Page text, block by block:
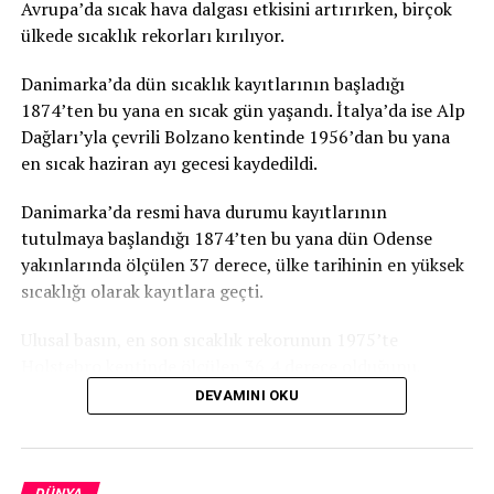
KAÇIRMAYIN
Peru’da otobüs uçuruma yuvarlandı: 27 ölü, 16 yaralı
Avrupa’da sıcak hava dalgası etkisini artırırken, birçok
ülkede sıcaklık rekorları kırılıyor.
Danimarka’da dün sıcaklık kayıtlarının başladığı
1874’ten bu yana en sıcak gün yaşandı. İtalya’da ise Alp
Dağları’yla çevrili Bolzano kentinde 1956’dan bu yana
en sıcak haziran ayı gecesi kaydedildi.
Danimarka’da resmi hava durumu kayıtlarının
tutulmaya başlandığı 1874’ten bu yana dün Odense
yakınlarında ölçülen 37 derece, ülke tarihinin en yüksek
sıcaklığı olarak kayıtlara geçti.
haziran ayı için ise en son 1947’de 35,5 dereceyle rekor
kırıldığını anımsattı.
DEVAMINI OKU